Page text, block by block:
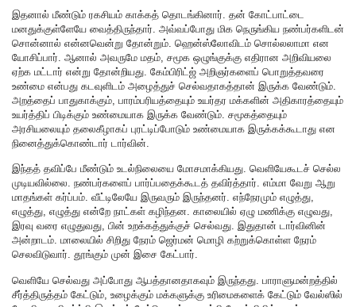
இதனால் மீண்டும் ரகசியம் காக்கத் தொடங்கினார். தன் கோட்பாட்டை
மனதுக்குள்ளேயே வைத்திருந்தார். அவ்வப்போது மிக நெருங்கிய நண்பர்களிடன்
சொன்னால் என்னவென்று தோன்றும். ஹென்ஸ்லோவிடம் சொல்லலாமா என
யோசிப்பார். ஆனால் அவருமே மதம், சமூக ஒழுங்குக்கு எதிரான அறிவியலை
ஏற்க மட்டார் என்று தோன்றியது. கேம்பிரிட்ஜ் அறிஞர்களைப் பொறுத்தவரை
உண்மை என்பது கடவுளிடம் அழைத்துச் செல்வதாகத்தான் இருக்க வேண்டும்.
அறத்தைப் பாதுகாக்கும், பாரம்பரியத்தையும் உயர்தர மக்களின் அதிகாரத்தையும்
உயர்த்திப் பிடிக்கும் உண்மையாக இருக்க வேண்டும். சமூகத்தையும்
அரசியலையும் தலைகீழாகப் புரட்டிப்போடும் உண்மையாக இருக்கக்கூடாது என
நினைத்துக்கொண்டார் டார்வின்.
இந்தத் தவிப்பே மீண்டும் உடல்நிலையை மோசமாக்கியது. வெளியேகூடச் செல்ல
முடியவில்லை. நண்பர்களைப் பார்ப்பதைக்கூடத் தவிர்த்தார். எம்மா வேறு ஆறு
மாதங்கள் கர்ப்பம். வீட்டிலேயே இருவரும் இருந்தனர். எந்நேரமும் எழுத்து,
எழுத்து, எழுத்து என்றே நாட்கள் கழிந்தன. காலையில் ஏழு மணிக்கு எழுவது,
இரவு வரை எழுதுவது, பின் உறக்கத்துக்குச் செல்வது. இதுதான் டார்வினின்
அன்றாடம். மாலையில் சிறிது நேரம் ஜெர்மன் மொழி கற்றுக்கொள்ள நேரம்
செலவிடுவார். தூங்கும் முன் இசை கேட்பார்.
வெளியே செல்வது அப்போது ஆபத்தானதாகவும் இருந்தது. பாராளுமன்றத்தில்
சீர்த்திருத்தம் கேட்டும், உழைக்கும் மக்களுக்கு உரிமைகளைக் கேட்டும் வேல்ஸில்